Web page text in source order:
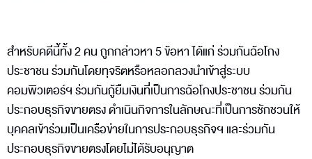
สำหรับคดีนี้ทั้ง 2 คน ถูกกล่าวหา 5 ข้อหา ได้แก่ ร่วมกันฉ้อโกง
ประชาชน ร่วมกันโดยทุจริตหรือหลอกลวงนำเข้าสู่ระบบ
คอมพิวเตอร์ฯ ร่วมกันกู้ยืมเงินที่เป็นการฉ้อโกงประชาชน ร่วมกัน
ประกอบธุรกิจขายตรง ดำเนินกิจการในลักษณะที่เป็นการชักชวนให้
บุคคลเข้าร่วมเป็นเครือข่ายในการประกอบธุรกิจฯ และร่วมกัน
ประกอบธุรกิจขายตรงโดยไม่ได้รับอนุญาต